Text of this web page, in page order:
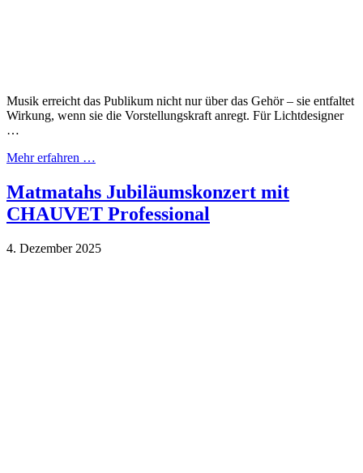
Musik erreicht das Publikum nicht nur über das Gehör – sie entfaltet
Wirkung, wenn sie die Vorstellungskraft anregt. Für Lichtdesigner
…
Mehr erfahren …
Matmatahs Jubiläumskonzert mit
CHAUVET Professional
4. Dezember 2025